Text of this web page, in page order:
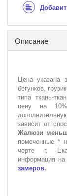
Описание
Цена указана
бегунков,
типа ткань-
цену на
зависит от
Жалюзи
помеченные *
черте г.
информация на
замеров.